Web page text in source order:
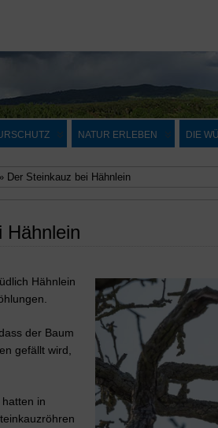
NATUR ERLEBEN DIE
Der Steinkauz bei Hähnlein
Hähnlein
Hähnlein
der Baum
gefällt wird,
hatten in